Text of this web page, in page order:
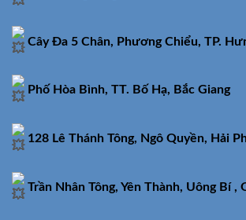
Cây Đa 5 Chân, Phương Chiểu, TP.
Phố Hòa Bình, TT. Bố Hạ, Bắc Giang
128 Lê Thánh Tông, Ngô Quyền, Hải
Trần Nhân Tông, Yên Thành, Uông Bí ,